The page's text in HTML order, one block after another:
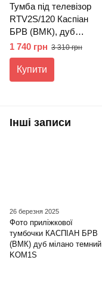
Тумба під телевізор
RTV2S/120 Каспіан
БРВ (ВМК), дуб
мілано темний
1 740 грн 3 310 грн
Купити
Інші записи
26 березня 2025
Фото приліжкової
тумбочки КАСПІАН БРВ
(ВМК) дуб мілано темний
KOM1S